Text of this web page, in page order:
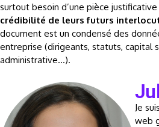
surtout besoin d’une pièce
crédibilité de leurs futurs
document est un condensé des
entreprise (dirigeants, statuts, capital
administrative…).
Je
web